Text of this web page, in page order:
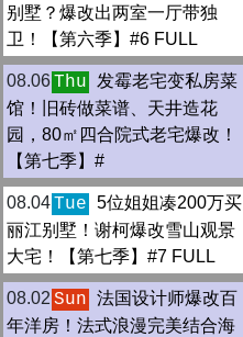
别墅？爆改出两室一厅带独
卫！【第六季】#6 FULL
08.06Thu
发霉老宅变私房菜
馆！旧砖做菜谱、天井造花
园，80㎡四合院式老宅爆改！
【第七季】#
08.04Tue 5位姐姐凑200万买
丽江别墅！谢柯爆改雪山观景
大宅！【第七季】#7 FULL
08.02 Sun 法国设计师爆改百
年洋房！法式浪漫完美结合海